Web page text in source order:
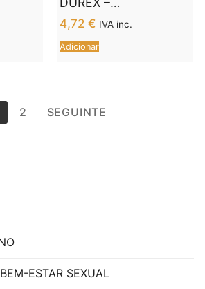
PRESERVATIVOS
NATURAIS 3
UNIDADES
4,72 € IVA inc.
Adicionar
2 SEGUINTE
ESTAR SEXUAL